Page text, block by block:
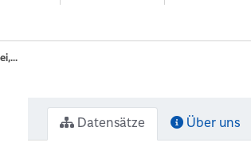
Datensätze Über uns